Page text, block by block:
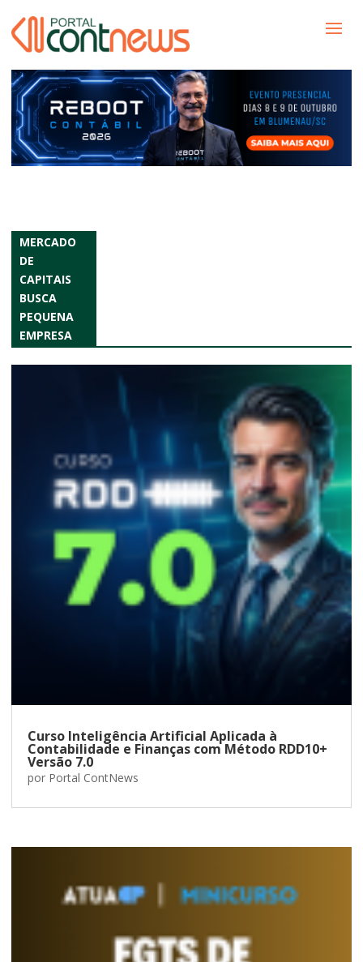
MERCADO
DE
CAPITAIS
BUSCA
PEQUENA
EMPRESA
Curso Inteligência Artificial Aplicada à
Contabilidade e Finanças com Método RDD10+
Versão 7.0
por Portal ContNews